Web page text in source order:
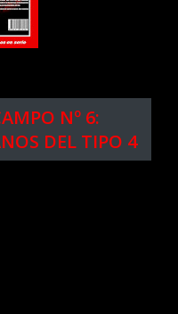
Nº 6:
DEL TIPO 4